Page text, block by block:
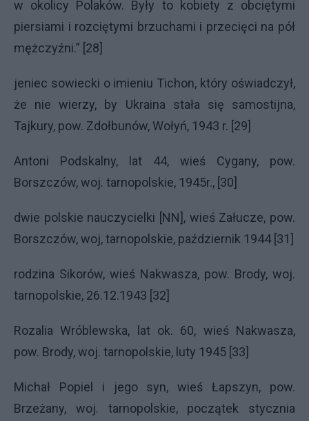
w okolicy Polaków. Były to kobiety z obciętymi
piersiami i rozciętymi brzuchami i przecięci na pół
mężczyźni.” [28]
jeniec sowiecki o imieniu Tichon, który oświadczył,
że nie wierzy, by Ukraina stała się samostijna,
Tajkury, pow. Zdołbunów, Wołyń, 1943 r. [29]
Antoni Podskalny, lat 44, wieś Cygany, pow.
Borszczów, woj. tarnopolskie, 1945r., [30]
dwie polskie nauczycielki [NN], wieś Załucze, pow.
Borszczów, woj, tarnopolskie, październik 1944 [31]
rodzina Sikorów, wieś Nakwasza, pow. Brody, woj.
tarnopolskie, 26.12.1943 [32]
Rozalia Wróblewska, lat ok. 60, wieś Nakwasza,
pow. Brody, woj. tarnopolskie, luty 1945 [33]
Michał Popiel i jego syn, wieś Łapszyn, pow.
Brzeżany, woj. tarnopolskie, początek stycznia